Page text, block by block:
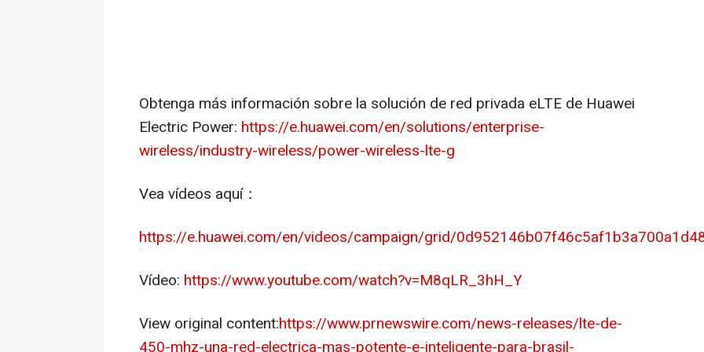
Obtenga más información sobre la solución de red privada eLTE de Huawei
Electric Power: https://e.huawei.com/en/solutions/enterprise-
wireless/industry-wireless/power-wireless-lte-g
Vea vídeos aquí：
https://e.huawei.com/en/videos/campaign/grid/
Vídeo: https://www.youtube.com/watch?v=M8qLR_3hH_Y
View original content:https://www.prnewswire.com/news-releases/lte-de-
450-mhz-una-red-electrica-mas-potente-e-inteligente-para-brasil-